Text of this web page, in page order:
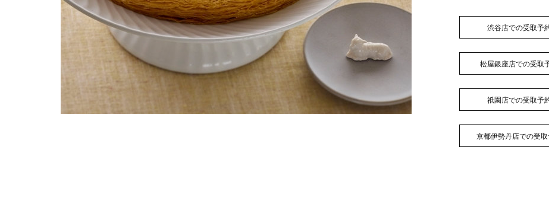
渋谷店での受取予
松屋銀座店での受取
祇園店での受取予
京都伊勢丹店での受